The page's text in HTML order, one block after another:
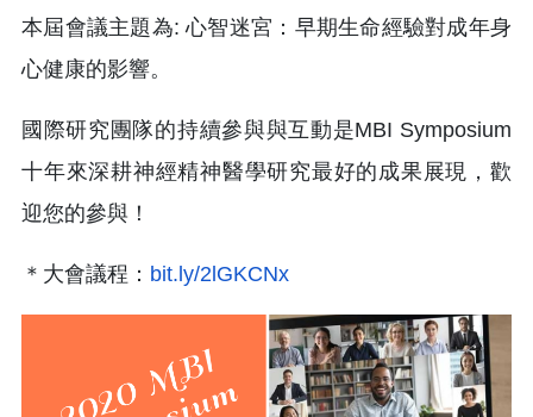
本屆會議主題為: 心智迷宮：早期生命經驗對成年身
心健康的影響。
國際研究團隊的持續參與與互動是MBI Symposium
十年來深耕神經精神醫學研究最好的成果展現，歡
迎您的參與！
＊大會議程： bit.ly/2lGKCNx